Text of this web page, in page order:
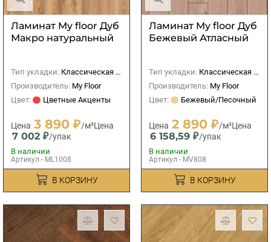
Ламинат My floor Дуб
Макро натуральный
Тип укладки: Классическая (прямая)
Производитель: My Floor
Цвет:
Цветные Акценты
Цена 3 890 ₽/м²Цена
7 002 ₽/упак
В наличии
Артикул - ML1008
В КОРЗИНУ
Ламинат My floor Дуб
Бежевый Атласный
Тип укладки: Классическая (прямая)
Производитель: My Floor
Цвет:
Бежевый/Песочный
Цена 2 890 ₽/м²Цена
6 158,59 ₽/упак
В наличии
Артикул - MV808
В КОРЗИНУ